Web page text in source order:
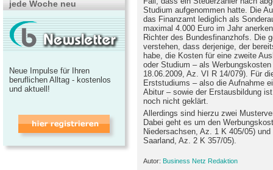
Studium aufgenommen hatte. Die
das Finanzamt lediglich als
maximal 4.000 Euro im Jahr
Richter des Bundesfinanzhofs. Die
verstehen, dass derjenige, der
habe, die Kosten für eine zweite
oder Studium – als
18.06.2009, Az. VI R 14/079). Für
Erststudiums – also die Aufnahme
Abitur – sowie der Erstausbildung
noch nicht geklärt.
Allerdings sind hierzu zwei
Dabei geht es um den
Niedersachsen, Az. 1 K 405/05)
Saarland, Az. 2 K 357/05).
Autor: Business Netz Redaktion
jede Woche neu
Neue Impulse für Ihren
beruflichen Alltag - kostenlos
und aktuell!